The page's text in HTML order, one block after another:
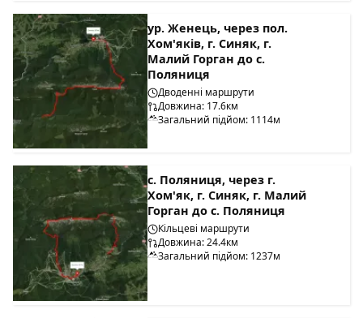
ур. Женець, через пол.
Хом'яків, г. Синяк, г.
Малий Горган до с.
Поляниця
Дводенні маршрути
Довжина: 17.6км
Загальний підйом: 1114м
с. Поляниця, через г.
Хом'як, г. Синяк, г. Малий
Горган до с. Поляниця
Кільцеві маршрути
Довжина: 24.4км
Загальний підйом: 1237м